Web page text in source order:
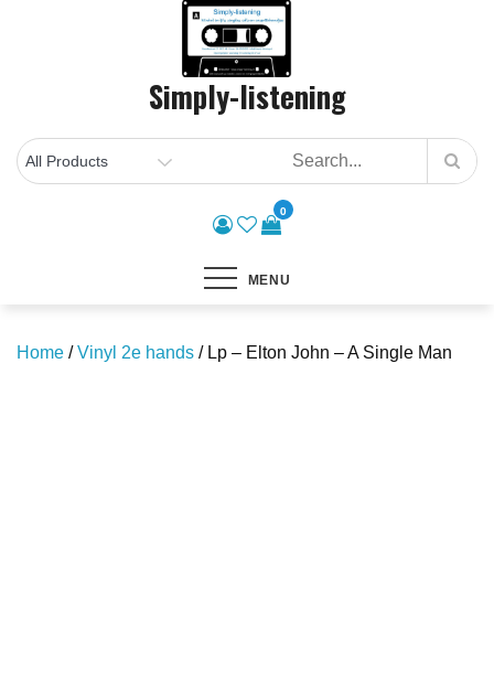
Simply-listening
0
MENU
Home /Vinyl 2e hands / Lp – Elton John – A Single Man